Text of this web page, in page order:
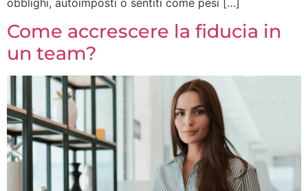
Come accrescere la fiducia in
un team?